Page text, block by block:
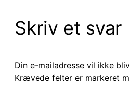
Skriv et svar
Din e-mailadresse vil ikke
Krævede felter er markeret